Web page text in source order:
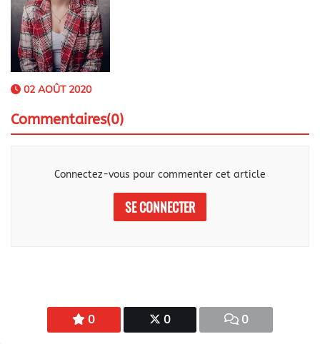
0 0 0
02 AOÛT 2020
Commentaires(0)
Connectez-vous pour commenter cet article
SE CONNECTER